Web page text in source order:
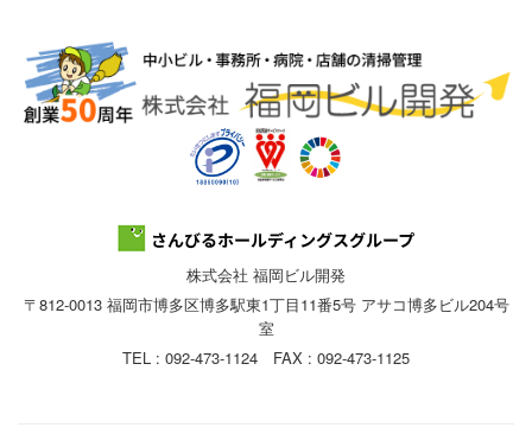
株式会社 福岡ビル開発
〒812-0013 福岡市博多区博多駅東1丁目11番5号 アサコ博多ビル204号
室
TEL : 092-473-1124 FAX : 092-473-1125